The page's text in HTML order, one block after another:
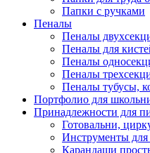
Папки с ручками
Пеналы
Пеналы
Пеналы для
Пеналы
Пеналы
Пеналы тубусы,
Портфолио для
Принадлежности для
Готовальни,
Инструменты для
Карандаши